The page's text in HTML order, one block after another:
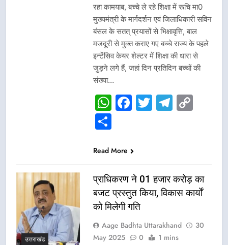
रहा कामयाब, बच्चे ले रहे शिक्षा में रूचि मा0
मुख्यमंत्री के मार्गदर्शन एवं जिलाधिकारी सविन
बंसल के सतत् प्रयासों से भिक्षावृत्ति, बाल
मजदूरी से मुक्त कराए गए बच्चे राज्य के पहले
इन्टेंसिव केयर शेल्टर में शिक्षा की धारा से
जुड़ने लगे हैं, जहां दिन प्रतिदिन बच्चों की
संख्या…
WhatsApp
Facebook
Twitter
Share
Read More
उत्तराखंड
प्राधिकरण ने 01 हजार करोड़ का
बजट प्रस्तुत किया, विकास कार्यों
को मिलेगी गति
Aage Badhta Uttarakhand
30
May 2025
0 1 mins